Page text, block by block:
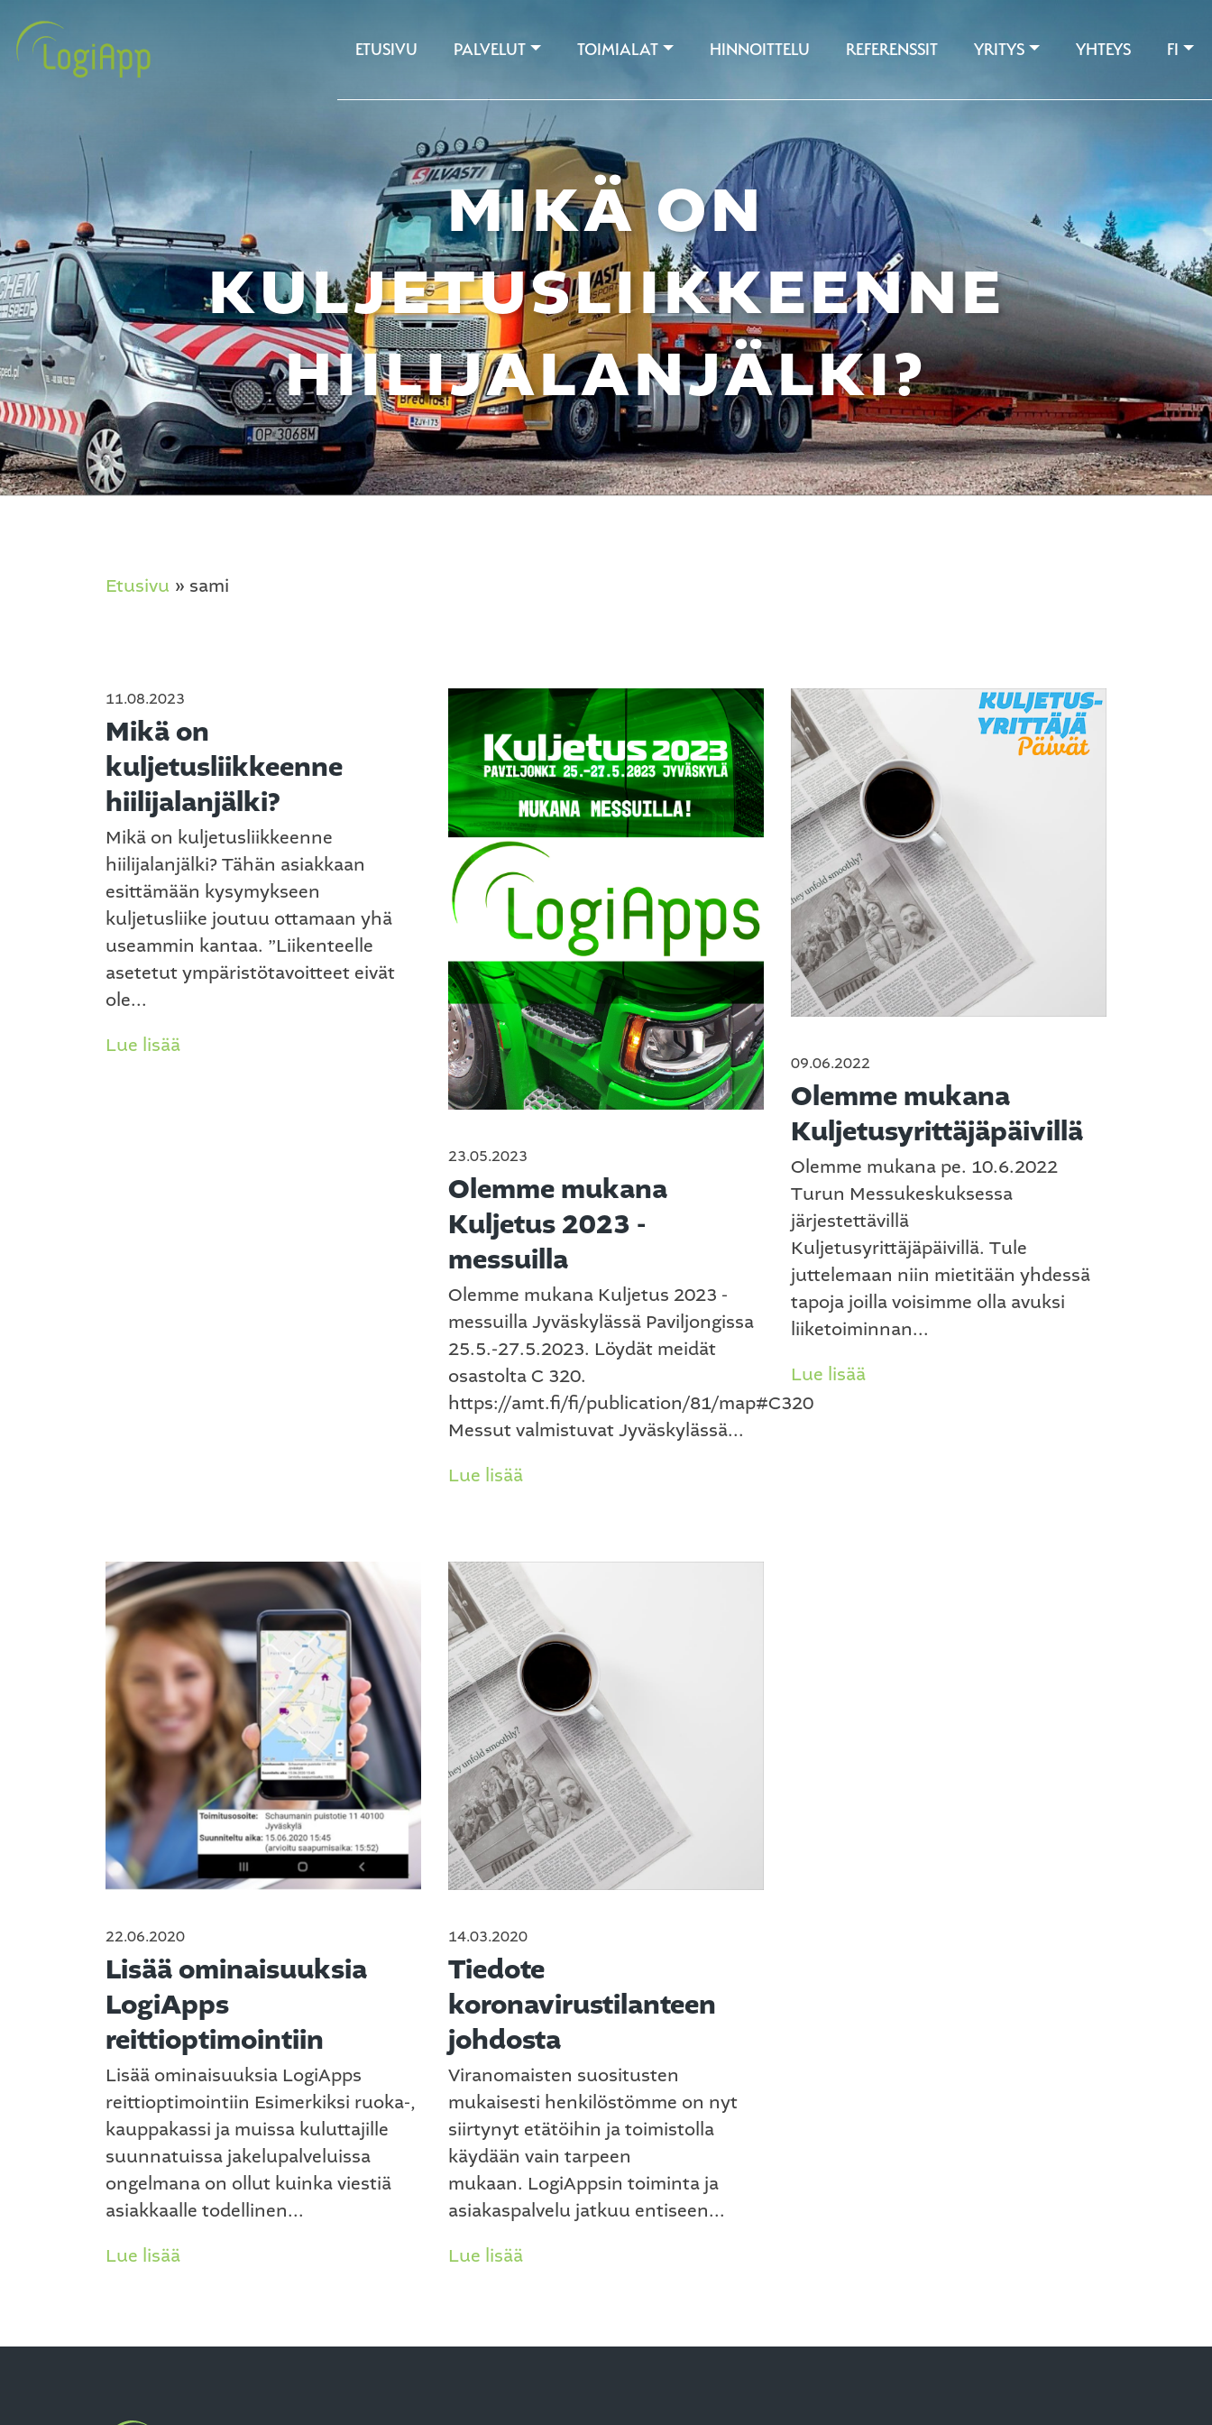
ETUSIVU PALVELUT TOIMIALAT HINNOITTELU REFERENSSIT YRITYS YHTEYS FI
MIKÄ ON
KULJETUSLIIKKEENNE
HIILIJALANJÄLKI?
Etusivu » sami
11.08.2023
Mikä on
kuljetusliikkeenne
hiilijalanjälki?
Mikä on kuljetusliikkeenne
hiilijalanjälki? Tähän asiakkaan
esittämään kysymykseen
kuljetusliike joutuu ottamaan yhä
useammin kantaa. ”Liikenteelle
asetetut ympäristötavoitteet eivät
ole...
Lue lisää
23.05.2023
Olemme mukana
Kuljetus 2023 -
messuilla
Olemme mukana Kuljetus 2023 -
messuilla Jyväskylässä Paviljongissa
25.5.-27.5.2023. Löydät meidät
osastolta C 320.
https://amt.fi/fi/publication/81/map#C320
Messut valmistuvat Jyväskylässä...
Lue lisää
09.06.2022
Olemme mukana
Kuljetusyrittäjäpäivillä
Olemme mukana pe. 10.6.2022
Turun Messukeskuksessa
järjestettävillä
Kuljetusyrittäjäpäivillä. Tule
juttelemaan niin mietitään yhdessä
tapoja joilla voisimme olla avuksi
liiketoiminnan...
Lue lisää
22.06.2020
Lisää ominaisuuksia
LogiApps
reittioptimointiin
Lisää ominaisuuksia LogiApps
reittioptimointiin Esimerkiksi ruoka-,
kauppakassi ja muissa kuluttajille
suunnatuissa jakelupalveluissa
ongelmana on ollut kuinka viestiä
asiakkaalle todellinen...
Lue lisää
14.03.2020
Tiedote
koronavirustilanteen
johdosta
Viranomaisten suositusten
mukaisesti henkilöstömme on nyt
siirtynyt etätöihin ja toimistolla
käydään vain tarpeen
mukaan. LogiAppsin toiminta ja
asiakaspalvelu jatkuu entiseen...
Lue lisää